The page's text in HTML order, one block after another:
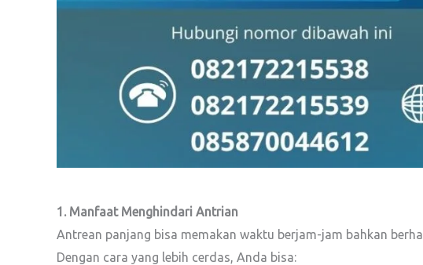
1. Manfaat Menghindari Antrian
Antrean panjang bisa memakan waktu berjam-jam bahkan
Dengan cara yang lebih cerdas, Anda bisa: